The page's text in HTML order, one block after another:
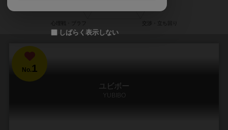
No.1
ユビボー
YUBIBO
しばらく表示しない